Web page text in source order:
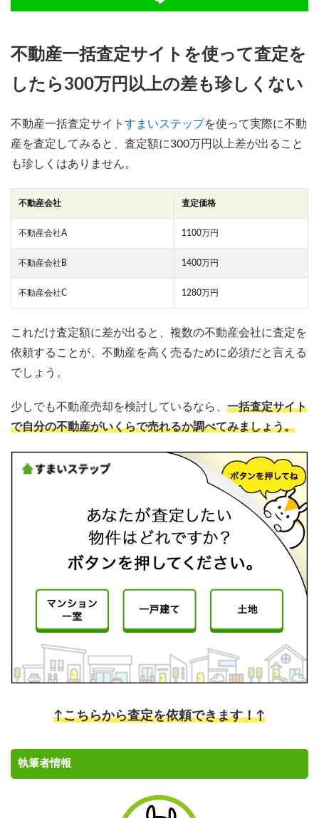
不動産一括査定サイトを使って査定を
したら300万円以上の差も珍しくない
不動産一括査定サイト すまいステップを使って実際に不動
産を査定してみると、査定額に300万円以上差が出ること
も珍しくはありません。
不動産会社 査定価格
不動産会社A 1100万円
不動産会社B 1400万円
不動産会社C 1280万円
これだけ査定額に差が出ると、複数の不動産会社に査定を
依頼することが、不動産を高く売るために必須だと言える
でしょう。
少しでも不動産売却を検討しているなら、 一括査定サイト
で自分の不動産がいくらで売れるか調べてみましょう。
↑こちらから査定を依頼できます！↑
執筆者情報